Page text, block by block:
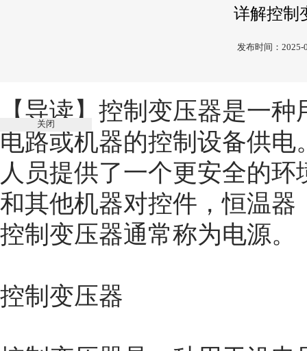
详解控制
发布时间：2025-
【导读】 控制变压器是一种
电路或机器的控制设备供
人员提供了一个更安全的
和其他机器对控件，恒温
控制变压器通常称为电源。
控制变压器
关闭